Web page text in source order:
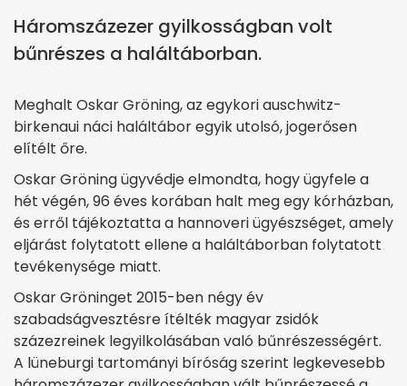
Háromszázezer gyilkosságban volt
bűnrészes a haláltáborban.
Meghalt Oskar Gröning, az egykori auschwitz-
birkenaui náci haláltábor egyik utolsó, jogerősen
elítélt őre.
Oskar Gröning ügyvédje elmondta, hogy ügyfele a
hét végén, 96 éves korában halt meg egy kórházban,
és erről tájékoztatta a hannoveri ügyészséget, amely
eljárást folytatott ellene a haláltáborban folytatott
tevékenysége miatt.
Oskar Gröninget 2015-ben négy év
szabadságvesztésre ítélték magyar zsidók
százezreinek legyilkolásában való bűnrészességért.
A lüneburgi tartományi bíróság szerint legkevesebb